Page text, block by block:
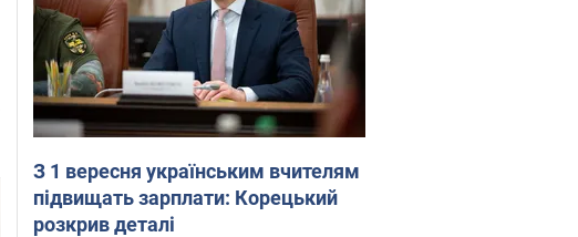
З 1 вересня українським вчителям
підвищать зарплати: Корецький
розкрив деталі